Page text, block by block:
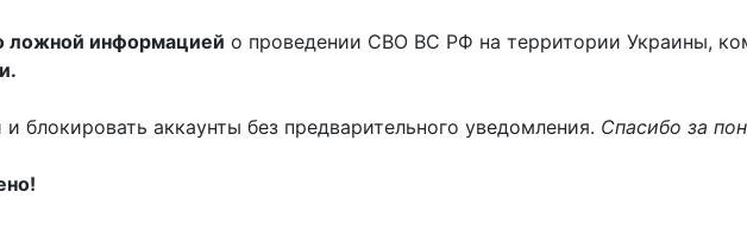
ложной информацией о проведении СВО ВС РФ на территории Украины,
блокировать аккаунты без предварительного уведомления. Спасибо за